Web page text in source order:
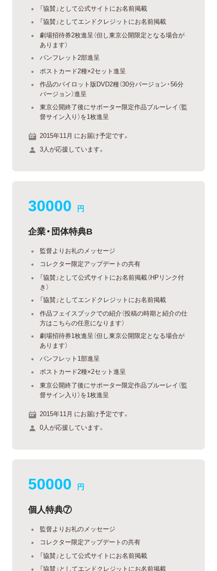
「協賛」として公式サイトにお名前掲載
「協賛」としてエンドクレジットにお名前掲載
劇場招待券2枚進呈（但し東京公開限定となる場合が
あります）
パンフレット2部進呈
ポストカード2種×2セット進呈
作品のパイロット版DVD2種（30分バージョン・56分
バージョン）進呈
東京公開終了後にサポーター限定作品ブルーレイ（監
督サイン入り）を1枚進呈
2015年11月 にお届け予定です。
3人が応援しています。
30000 円
企業・団体特典B
監督よりお礼のメッセージ
コレクター限定アップデートの共有
「協賛」として公式サイトにお名前掲載（HPリンク付
き）
「協賛」としてエンドクレジットにお名前掲載
作品フェイスブックでの紹介（投稿の時期と紹介の仕
方はこちらの任意になります）
劇場招待券1枚進呈（但し東京公開限定となる場合が
あります）
パンフレット1部進呈
ポストカード2種×2セット進呈
東京公開終了後にサポーター限定作品ブルーレイ（監
督サイン入り）を1枚進呈
2015年11月 にお届け予定です。
0人が応援しています。
50000 円
個人特典⑦
監督よりお礼のメッセージ
コレクター限定アップデートの共有
「協賛」として公式サイトにお名前掲載
「協賛」としてエンドクレジットにお名前掲載